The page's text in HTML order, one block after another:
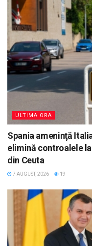
ULTIMA ORA
Spania ameninţă
elimină controalele
din Ceuta
7 AUGUST, 2026 19